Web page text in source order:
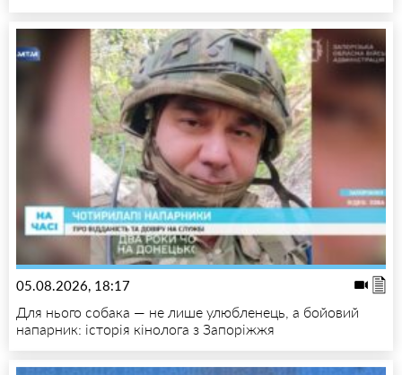
05.08.2026, 18:17
Для нього собака — не лише улюбленець, а бойовий
напарник: історія кінолога з Запоріжжя